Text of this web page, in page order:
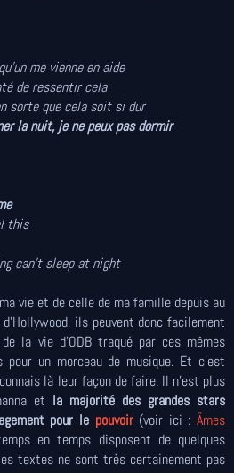
me vienne en aide
de ressentir cela
sorte que cela soit si dur
la nuit, je ne peux pas dormir
this
can't sleep at night
vie et de celle de ma famille depuis au
ils peuvent donc facilement
la vie d'ODB traqué par ces mêmes
pour un morceau de musique. Et c'est
là leur façon de faire. Il n'est plus
et la majorité des grandes stars
pour le pouvoir(voir ici :Âmes
en temps disposent de quelques
textes ne sont très certainement pas